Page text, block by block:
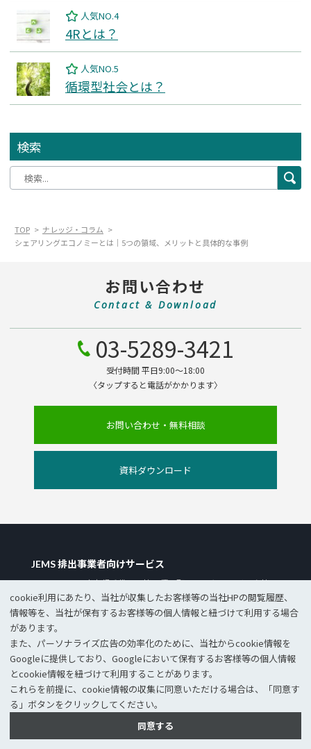
人気NO.4
4Rとは？
人気NO.5
循環型社会とは？
検索
TOP
ナレッジ・コラム
シェアリングエコノミーとは｜5つの領域、メリットと具体的な事例
お問い合わせ
Contact & Download
03-5289-3421
受付時間 平日9:00～18:00
〈タップすると電話がかかります〉
お問い合わせ・無料相談
資料ダウンロード
JEMS 排出事業者向けサービス
〒101-0041 東京都千代田区神田須田町1-16-5 ヒューリック神田
ビル8F
排出事業者向けTOP
セミナー情報
ニュースリリース
資源循環への取り組み
JEMSの強み
事例紹介
cookie利⽤にあたり、当社が収集したお客様等の当社HPの閲覧履歴、
情報等を、当社が保有するお客様等の個⼈情報と紐づけて利⽤する場合
があります。
また、パーソナライズ広告の効率化のために、当社からcookie情報を
Googleに提供しており、Googleにおいて保有するお客様等の個⼈情報
とcookie情報を紐づけて利⽤することがあります。
これらを前提に、cookie情報の収集に同意いただける場合は、「同意す
る」ボタンをクリックしてください。
同意する